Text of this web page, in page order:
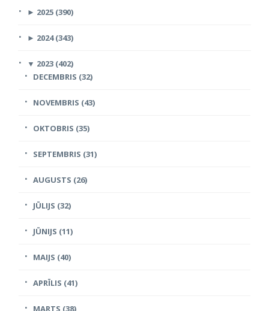
► 2025 (390)
► 2024 (343)
▼ 2023 (402)
DECEMBRIS (32)
NOVEMBRIS (43)
OKTOBRIS (35)
SEPTEMBRIS (31)
AUGUSTS (26)
JŪLIJS (32)
JŪNIJS (11)
MAIJS (40)
APRĪLIS (41)
MARTS (38)